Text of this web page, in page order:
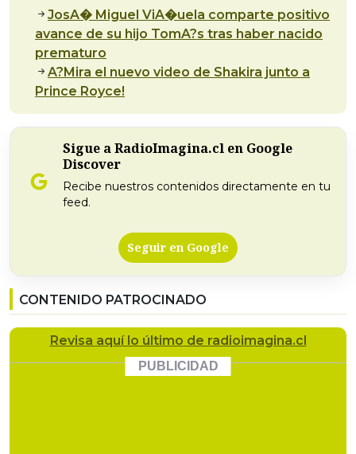
JosA� Miguel ViA�uela comparte positivo
avance de su hijo TomA?s tras haber nacido
prematuro
A?Mira el nuevo video de Shakira junto a
Prince Royce!
Sigue a RadioImagina.cl en Google
Discover
Recibe nuestros contenidos directamente en tu
feed.
Seguir en Google
CONTENIDO PATROCINADO
Revisa aquí lo último de radioimagina.cl